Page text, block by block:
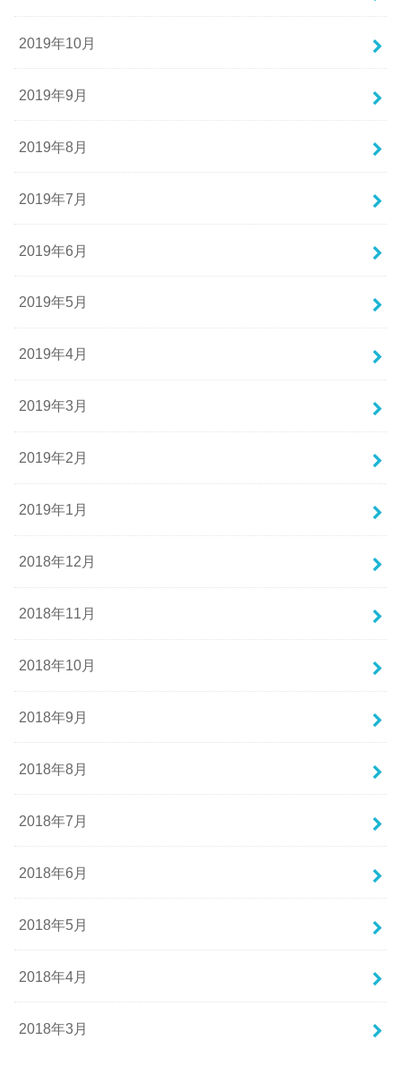
2019年10月
2019年9月
2019年8月
2019年7月
2019年6月
2019年5月
2019年4月
2019年3月
2019年2月
2019年1月
2018年12月
2018年11月
2018年10月
2018年9月
2018年8月
2018年7月
2018年6月
2018年5月
2018年4月
2018年3月